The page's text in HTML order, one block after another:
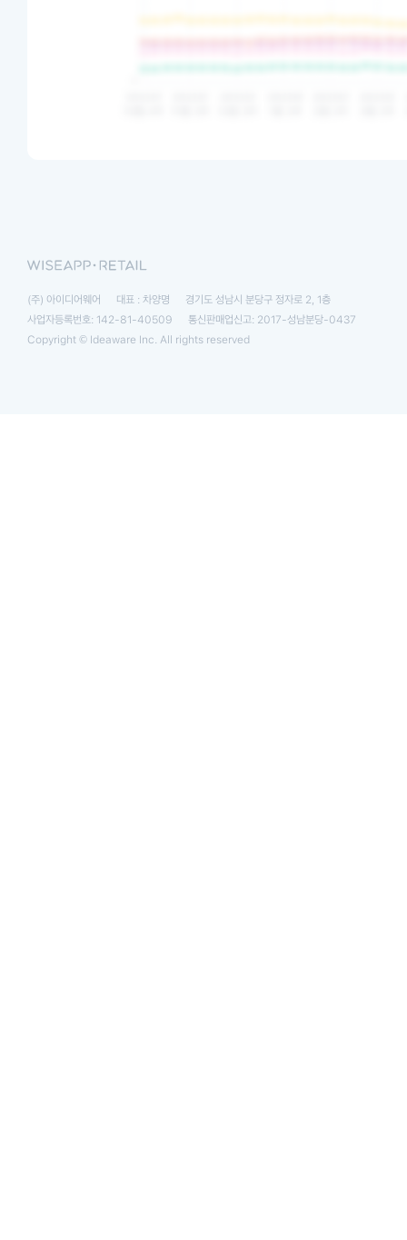
(주) 아이디어웨어 대표 : 차양명
경기도 성남시 분당구 정자로 2, 1층
사업자등록번호: 142-81-40509
통신판매업신고: 2017-성남분당-0437
Copyright © Ideaware Inc. All rights reserved